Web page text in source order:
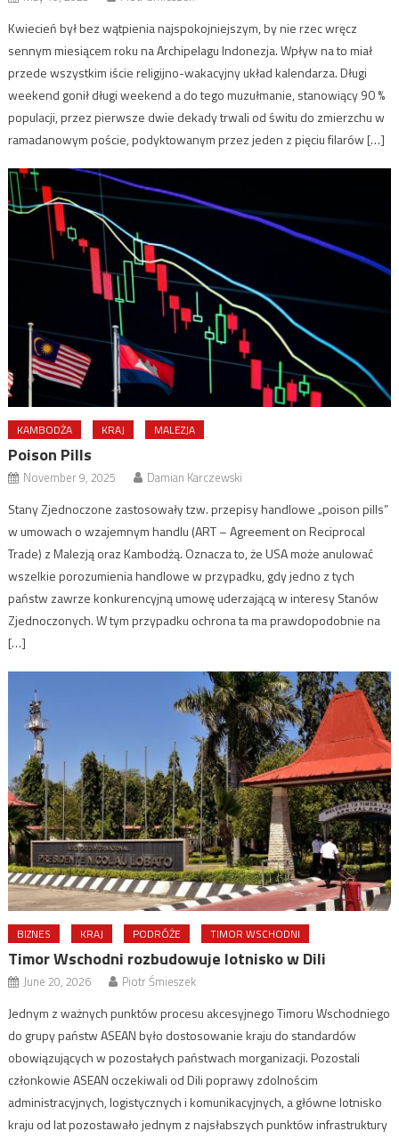
Kwiecień był bez wątpienia najspokojniejszym, by nie rzec wręcz
sennym miesiącem roku na Archipelagu Indonezja. Wpływ na to miał
przede wszystkim iście religijno-wakacyjny układ kalendarza. Długi
weekend gonił długi weekend a do tego muzułmanie, stanowiący 90 %
populacji, przez pierwsze dwie dekady trwali od świtu do zmierzchu w
ramadanowym poście, podyktowanym przez jeden z pięciu filarów […]
KAMBODŻA KRAJ MALEZJA
Poison Pills
November 9, 2025 Damian Karczewski
Stany Zjednoczone zastosowały tzw. przepisy handlowe „poison pills”
w umowach o wzajemnym handlu (ART – Agreement on Reciprocal
Trade) z Malezją oraz Kambodżą. Oznacza to, że USA może anulować
wszelkie porozumienia handlowe w przypadku, gdy jedno z tych
państw zawrze konkurencyjną umowę uderzającą w interesy Stanów
Zjednoczonych. W tym przypadku ochrona ta ma prawdopodobnie na
[…]
BIZNES KRAJ PODRÓŻE TIMOR WSCHODNI
Timor Wschodni rozbudowuje lotnisko w Dili
June 20, 2026 Piotr Śmieszek
Jednym z ważnych punktów procesu akcesyjnego Timoru Wschodniego
do grupy państw ASEAN było dostosowanie kraju do standardów
obowiązujących w pozostałych państwach morganizacji. Pozostali
członkowie ASEAN oczekiwali od Dili poprawy zdolnościm
administracyjnych, logistycznych i komunikacyjnych, a główne lotnisko
kraju od lat pozostawało jednym z najsłabszych punktów infrastruktury